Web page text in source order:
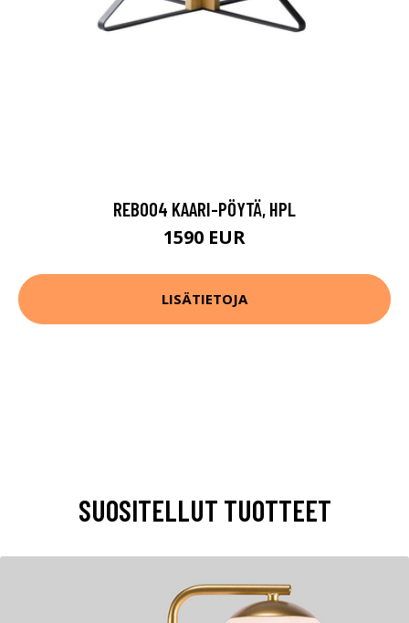
REB004 KAARI-PÖYTÄ, HPL
1590 EUR
LISÄTIETOJA
SUOSITELLUT TUOTTEET